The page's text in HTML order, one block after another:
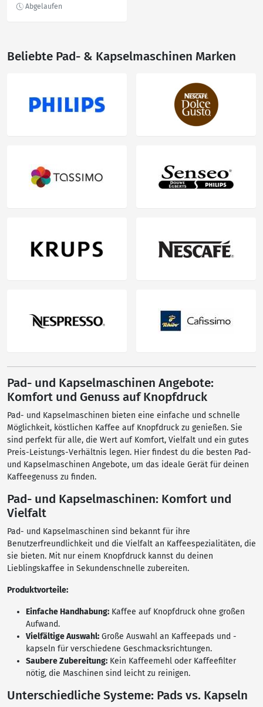
Beliebte Pad- & Kapselmaschinen Marken
Pad- und Kapselmaschinen Angebote:
Komfort und Genuss auf Knopfdruck
Pad- und Kapselmaschinen bieten eine einfache und schnelle
Möglichkeit, köstlichen Kaffee auf Knopfdruck zu genießen. Sie
sind perfekt für alle, die Wert auf Komfort, Vielfalt und ein gutes
Preis-Leistungs-Verhältnis legen. Hier findest du die besten Pad-
und Kapselmaschinen Angebote, um das ideale Gerät für deinen
Kaffeegenuss zu finden.
Pad- und Kapselmaschinen: Komfort und
Vielfalt
Pad- und Kapselmaschinen sind bekannt für ihre
Benutzerfreundlichkeit und die Vielfalt an Kaffeespezialitäten, die
sie bieten. Mit nur einem Knopfdruck kannst du deinen
Lieblingskaffee in Sekundenschnelle zubereiten.
Produktvorteile:
Einfache Handhabung: Kaffee auf Knopfdruck ohne großen
Aufwand.
Vielfältige Auswahl: Große Auswahl an Kaffeepads und -
kapseln für verschiedene Geschmacksrichtungen.
Saubere Zubereitung: Kein Kaffeemehl oder Kaffeefilter
nötig, die Maschinen sind leicht zu reinigen.
Unterschiedliche Systeme: Pads vs. Kapseln